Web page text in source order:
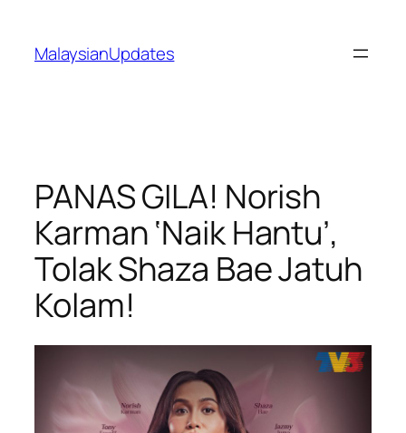
content
MalaysianUpdates
PANAS GILA! Norish
Karman ‘Naik Hantu’,
Tolak Shaza Bae Jatuh
Kolam!